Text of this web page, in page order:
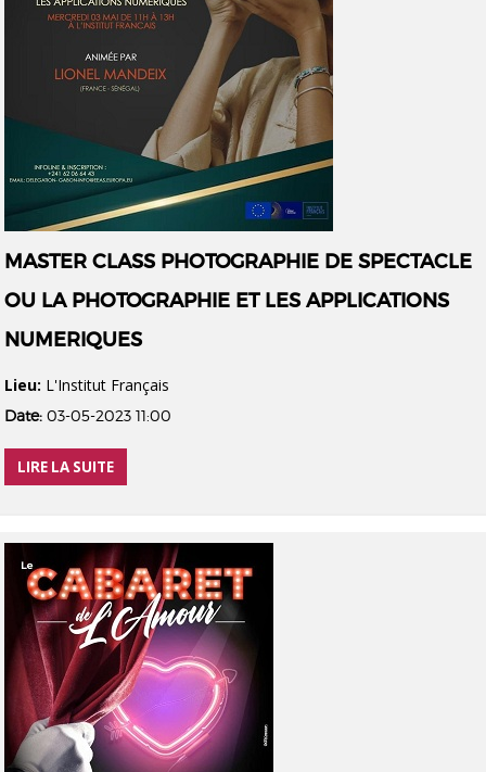
MASTER CLASS PHOTOGRAPHIE DE SPECTACLE
OU LA PHOTOGRAPHIE ET LES APPLICATIONS
NUMERIQUES
Lieu: L'Institut Français
Date: 03-05-2023 11:00
LIRE LA SUITE